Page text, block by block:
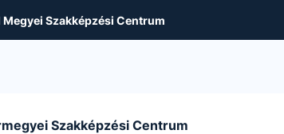
Megyei Szakképzési Centrum
Szakképzési Centrum